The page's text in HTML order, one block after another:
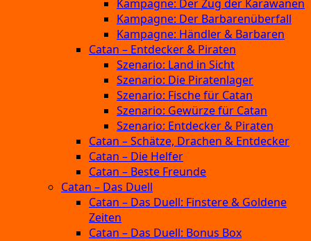
Kampagne: Der Zug der Karawanen
Kampagne: Der Barbarenüberfall
Kampagne: Händler & Barbaren
Catan – Entdecker & Piraten
Szenario: Land in Sicht
Szenario: Die Piratenlager
Szenario: Fische für Catan
Szenario: Gewürze für Catan
Szenario: Entdecker & Piraten
Catan – Schätze, Drachen & Entdecker
Catan – Die Helfer
Catan – Beste Freunde
Catan – Das Duell
Catan – Das Duell: Finstere & Goldene
Zeiten
Catan – Das Duell: Bonus Box